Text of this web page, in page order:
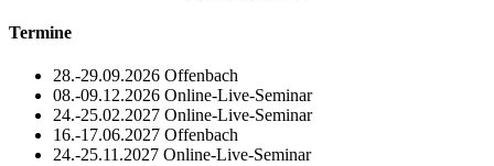
Termine
28.-29.09.2026 Offenbach
08.-09.12.2026 Online-Live-Seminar
24.-25.02.2027 Online-Live-Seminar
16.-17.06.2027 Offenbach
24.-25.11.2027 Online-Live-Seminar